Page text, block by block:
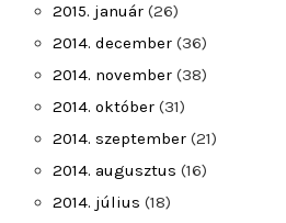
2015. január (26)
2014. december (36)
2014. november (38)
2014. október (31)
2014. szeptember (21)
2014. augusztus (16)
2014. július (18)